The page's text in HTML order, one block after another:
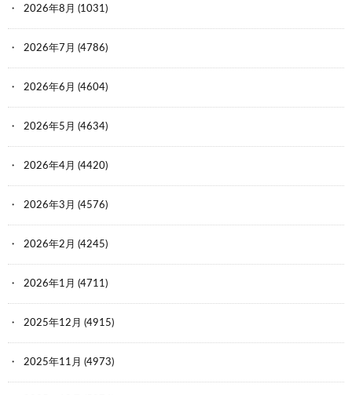
2026年8月 (1031)
2026年7月 (4786)
2026年6月 (4604)
2026年5月 (4634)
2026年4月 (4420)
2026年3月 (4576)
2026年2月 (4245)
2026年1月 (4711)
2025年12月 (4915)
2025年11月 (4973)